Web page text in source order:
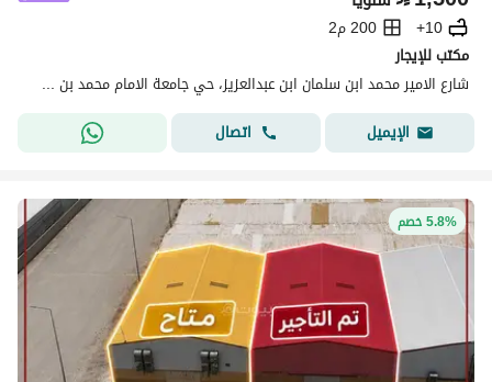
10+
200 م2
مكتب للإيجار
شارع الامير محمد ابن سلمان ابن عبدالعزيز، حي جامعة الامام محمد بن سعود الإسلامية، شمال الرياض، الرياض
الإيميل
اتصال
5.8% خصم